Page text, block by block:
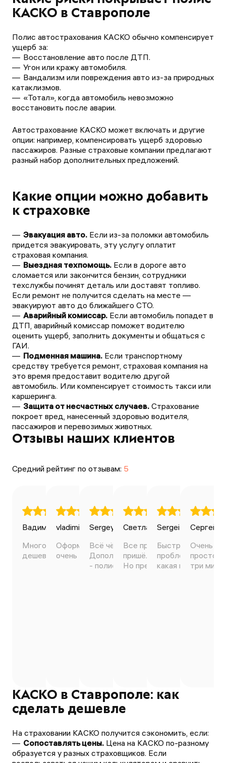
КАСКО в Ставрополе
Полис автострахования КАСКО обычно компенсирует
ущерб за:
Восстановление авто после ДТП.
Угон или кражу автомобиля.
Вандализм или повреждения авто из-за природных
катаклизмов.
«Тотал», когда автомобиль невозможно
восстановить после аварии.
Автострахование КАСКО может включать и другие
опции: например, компенсировать ущерб здоровью
пассажиров. Разные страховые компании предлагают
разный набор дополнительных предложений.
Какие опции можно добавить
к страховке
Эвакуация авто. Если из-за поломки автомобиль
придется эвакуировать, эту услугу оплатит
страховая компания.
Выездная техпомощь. Если в дороге авто
сломается или закончится бензин, сотрудники
техслужбы починят деталь или доставят топливо.
Если ремонт не получится сделать на месте —
эвакуируют авто до ближайшего СТО.
Аварийный комиссар. Если автомобиль попадет в
ДТП, аварийный комиссар поможет водителю
оценить ущерб, заполнить документы и общаться с
ГАИ.
Подменная машина. Если транспортному
средству требуется ремонт, страховая компания на
это время предоставит водителю другой
автомобиль. Или компенсирует стоимость такси или
каршеринга.
Защита от несчастных случаев. Страхование
покроет вред, нанесенный здоровью водителя,
пассажиров и перевозимых животных.
Отзывы наших клиентов
Средний рейтинг по отзывам: 5
Вадим Ильин
27.04.2025
Много вариантов сделать
дешевле, быстрое оформление.
vladimir bondarenko
28.04.2025
Оформил всё самостоятельно,
очень понравилось 😊
Sergey Avdeev
20.01.2025
Всё чётко, понятно, оперативно.
Дополню, если кто сомневается
- полисы официальные 100%))
Светлана
Все прошло быстро. Полис
пришёл на электронную
Но предложений мало.
Sergei Volkov
Быстро, чётко,
проблем
какая мне более
Сергей
Очень
просто
три
КАСКО в Ставрополе: как
сделать дешевле
На страховании КАСКО получится сэкономить, если:
Сопоставлять цены. Цена на КАСКО по-разному
образуется у разных страховщиков. Если